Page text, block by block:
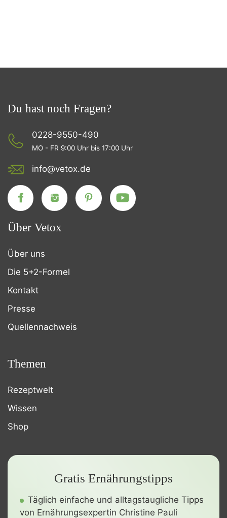
Du hast noch Fragen?
0228-9550-490
MO - FR 9:00 Uhr bis 17:00 Uhr
info@vetox.de
Über Vetox
Über uns
Die 5+2-Formel
Kontakt
Presse
Quellennachweis
Themen
Rezeptwelt
Wissen
Shop
Gratis Ernährungstipps
Täglich einfache und alltagstaugliche Tipps
von Ernährungsexpertin Christine Pauli